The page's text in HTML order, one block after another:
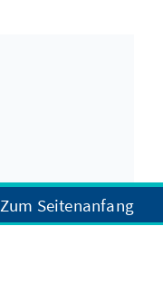
Zum Seitenanfang